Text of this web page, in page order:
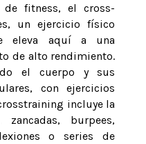
de fitness, el cross-
un ejercicio físico
eleva aquí a una
de alto rendimiento.
el cuerpo y sus
con ejercicios
incluye la
burpees,
o series de